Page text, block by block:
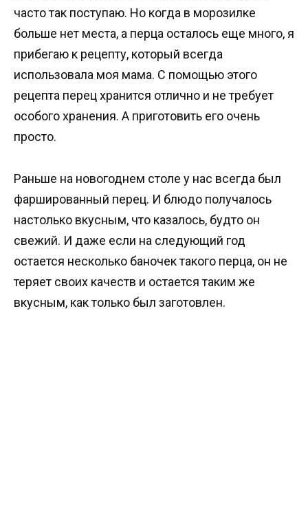
часто так поступаю. Но когда в морозилке
больше нет места, а перца осталось еще много, я
прибегаю к рецепту, который всегда
использовала моя мама. С помощью этого
рецепта перец хранится отлично и не требует
особого хранения. А приготовить его очень
просто.
Раньше на новогоднем столе у нас всегда был
фаршированный перец. И блюдо получалось
настолько вкусным, что казалось, будто он
свежий. И даже если на следующий год
остается несколько баночек такого перца, он не
теряет своих качеств и остается таким же
вкусным, как только был заготовлен.